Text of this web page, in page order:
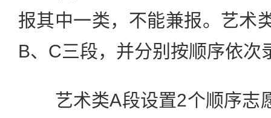
报其中一类，不能兼报。艺术
B、C三段，并分别按顺序依次
艺术类A段设置2个顺序志